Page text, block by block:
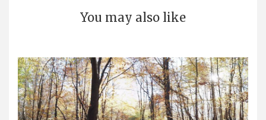
You may also like